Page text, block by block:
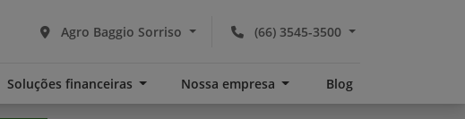
(66) 3545-3500
Agro Baggio Sorriso
Soluções financeiras Nossa empresa Blog